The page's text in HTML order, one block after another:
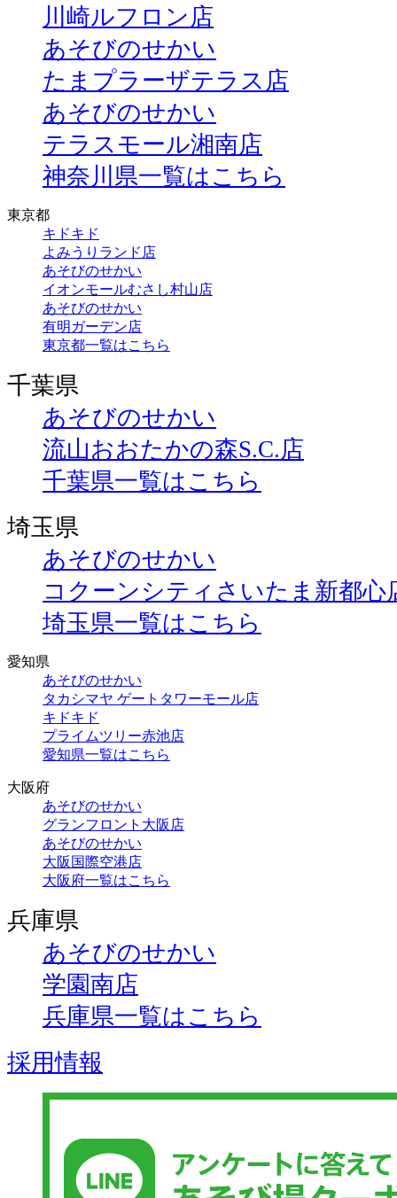
川崎ルフロン店
あそびのせかい
たまプラーザテラス店
あそびのせかい
テラスモール湘南店
神奈川県一覧はこちら
東京都
キドキド
よみうりランド店
あそびのせかい
イオンモールむさし村山店
あそびのせかい
有明ガーデン店
東京都一覧はこちら
千葉県
あそびのせかい
流山おおたかの森S.C.店
千葉県一覧はこちら
埼玉県
あそびのせかい
コクーンシティさいたま新都心
埼玉県一覧はこちら
愛知県
あそびのせかい
タカシマヤ ゲートタワーモール店
キドキド
プライムツリー赤池店
愛知県一覧はこちら
大阪府
あそびのせかい
グランフロント大阪店
あそびのせかい
大阪国際空港店
大阪府一覧はこちら
兵庫県
あそびのせかい
学園南店
兵庫県一覧はこちら
採用情報